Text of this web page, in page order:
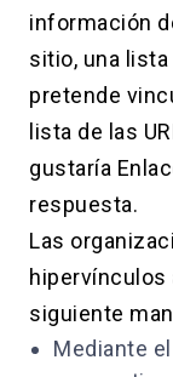
información
sitio, una lista
pretende
lista de las
gustaría
respuesta.
Las
hipervínculos
siguiente
Mediante